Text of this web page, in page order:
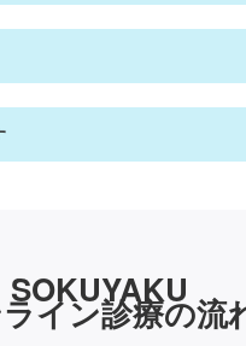
SOKUYAKU
イン診療の流